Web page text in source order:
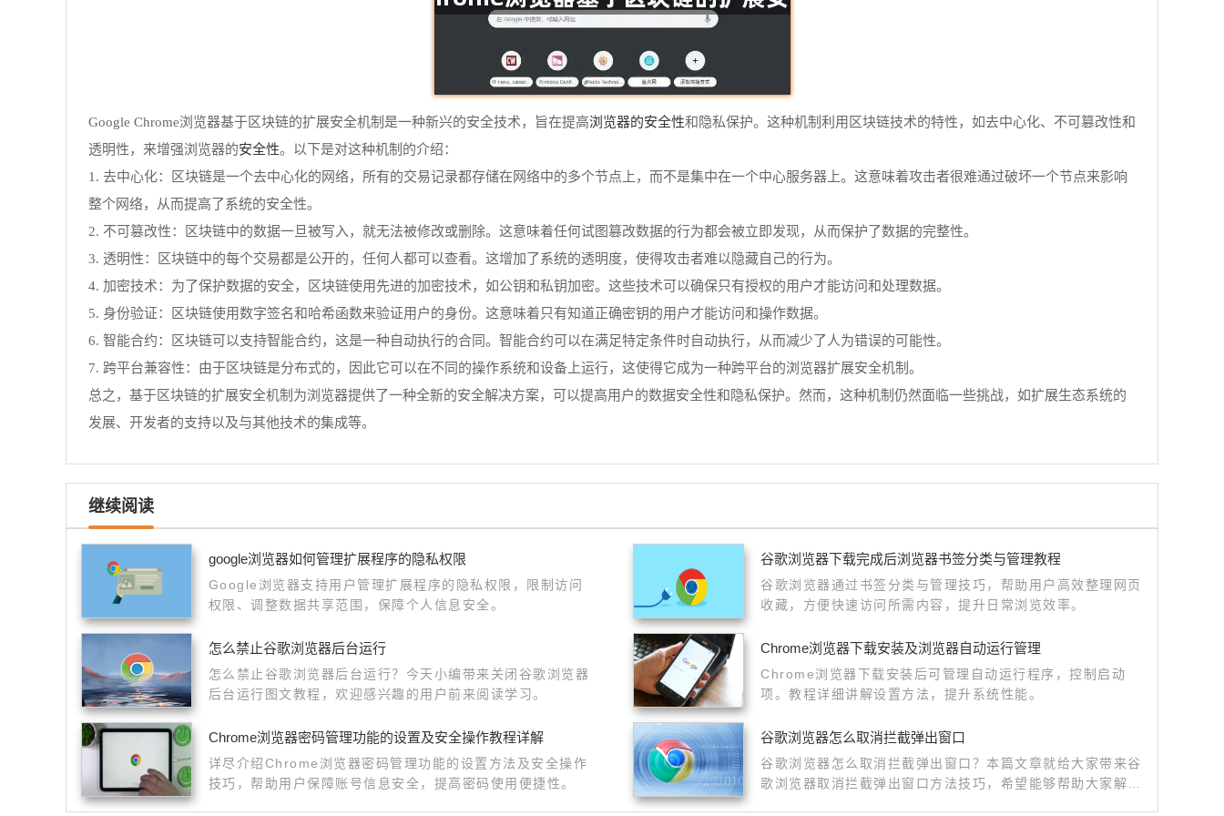
Google Chrome浏览器基于区块链的扩展安全机制是一种新兴的安全技术，旨在提高浏览器的安全性和隐私保护。这种机制利用区块链技术的特性，如去中心化、不可篡改性和
透明性，来增强浏览器的安全性。以下是对这种机制的介绍：
1. 去中心化：区块链是一个去中心化的网络，所有的交易记录都存储在网络中的多个节点上，而不是集中在一个中心服务器上。这意味着攻击者很难通过破坏一个节点来影响
整个网络，从而提高了系统的安全性。
2. 不可篡改性：区块链中的数据一旦被写入，就无法被修改或删除。这意味着任何试图篡改数据的行为都会被立即发现，从而保护了数据的完整性。
3. 透明性：区块链中的每个交易都是公开的，任何人都可以查看。这增加了系统的透明度，使得攻击者难以隐藏自己的行为。
4. 加密技术：为了保护数据的安全，区块链使用先进的加密技术，如公钥和私钥加密。这些技术可以确保只有授权的用户才能访问和处理数据。
5. 身份验证：区块链使用数字签名和哈希函数来验证用户的身份。这意味着只有知道正确密钥的用户才能访问和操作数据。
6. 智能合约：区块链可以支持智能合约，这是一种自动执行的合同。智能合约可以在满足特定条件时自动执行，从而减少了人为错误的可能性。
7. 跨平台兼容性：由于区块链是分布式的，因此它可以在不同的操作系统和设备上运行，这使得它成为一种跨平台的浏览器扩展安全机制。
总之，基于区块链的扩展安全机制为浏览器提供了一种全新的安全解决方案，可以提高用户的数据安全性和隐私保护。然而，这种机制仍然面临一些挑战，如扩展生态系统的
发展、开发者的支持以及与其他技术的集成等。
继续阅读
google浏览器如何管理扩展程序的隐私权限
Google浏览器支持用户管理扩展程序的隐私权限，限制访问
权限、调整数据共享范围，保障个人信息安全。
谷歌浏览器下载完成后浏览器书签分类与管理教程
谷歌浏览器通过书签分类与管理技巧，帮助用户高效整理网页
收藏，方便快速访问所需内容，提升日常浏览效率。
怎么禁止谷歌浏览器后台运行
怎么禁止谷歌浏览器后台运行？今天小编带来关闭谷歌浏览器
后台运行图文教程，欢迎感兴趣的用户前来阅读学习。
Chrome浏览器下载安装及浏览器自动运行管理
Chrome浏览器下载安装后可管理自动运行程序，控制启动
项。教程详细讲解设置方法，提升系统性能。
Chrome浏览器密码管理功能的设置及安全操作教程详解
详尽介绍Chrome浏览器密码管理功能的设置方法及安全操作
技巧，帮助用户保障账号信息安全，提高密码使用便捷性。
谷歌浏览器怎么取消拦截弹出窗口
谷歌浏览器怎么取消拦截弹出窗口？本篇文章就给大家带来谷
歌浏览器取消拦截弹出窗口方法技巧，希望能够帮助大家解决